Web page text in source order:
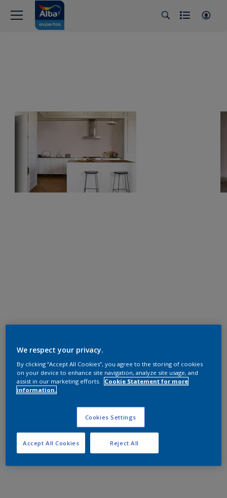
We respect your privacy.
By clicking “Accept All Cookies”, you agree to the storing of cookies
on your device to enhance site navigation, analyze site usage, and
assist in our marketing efforts.
Cookie Statement for more
information.
Cookies Settings
Reject All
Accept All Cookies